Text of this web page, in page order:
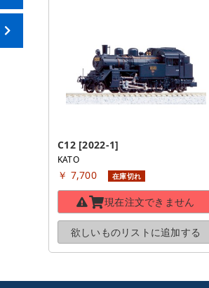
C12 [2022-1]
KATO
￥ 7,700 在庫切れ
現在注文できません
欲しいものリストに追加する